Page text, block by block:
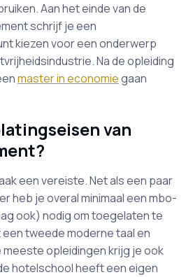
Aan het einde van de
schrijf je een
kiezen voor een onderwerp
Na de opleiding
master in economiegaan
van
een vereiste. Net als een paar
heb je overal minimaal een mbo-
ook) nodig om toegelaten te
tweede moderne taal en
meeste opleidingen krijg je ook
hotelschool heeft een eigen